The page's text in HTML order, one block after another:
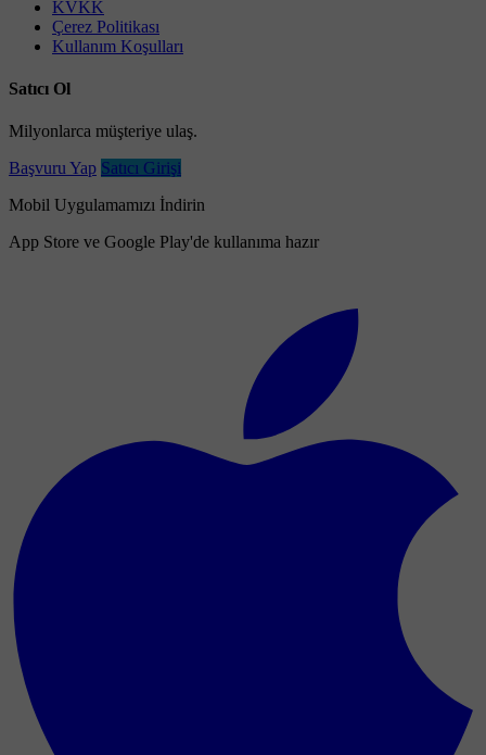
KVKK
Çerez Politikası
Kullanım Koşulları
Satıcı Ol
Milyonlarca müşteriye ulaş.
Başvuru Yap Satıcı Girişi
Mobil Uygulamamızı İndirin
App Store ve Google Play'de kullanıma hazır